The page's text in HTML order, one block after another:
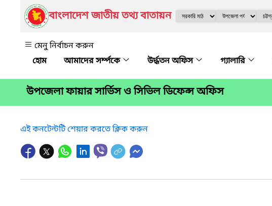
বাংলাদেশ জাতীয় তথ্য বাতায়ন
মেনু নির্বাচন করুন
আমাদের সর্ম্পকে
উর্দ্ধতন অফিস গ্যালারি
উপজেলা ফায়ার সার্ভিস ও সিভিল ডিফেন্স অফিস
এই কনটেন্টটি শেয়ার করতে ক্লিক করুন